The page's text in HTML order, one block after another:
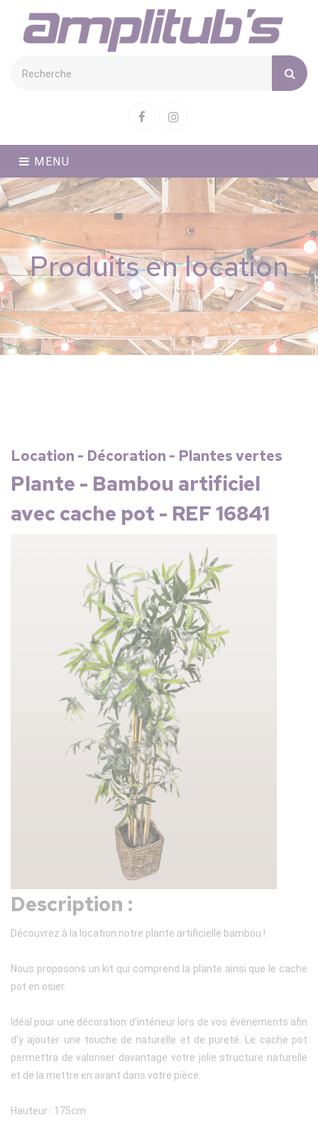
FacebookInstagram
MENU
Produits en location
Location - Décoration - Plantes vertes
Plante - Bambou artificiel
avec cache pot - REF 16841
Description :
Découvrez à la location notre plante artificielle bambou !
Nous proposons un kit qui comprend la plante ainsi que le cache
pot en osier.
Idéal pour une décoration d'intérieur lors de vos évènements afin
d'y ajouter une touche de naturelle et de pureté. Le cache pot
permettra de valoriser davantage votre jolie structure naturelle
et de la mettre en avant dans votre pièce.
Hauteur : 175cm
Cookies management panel